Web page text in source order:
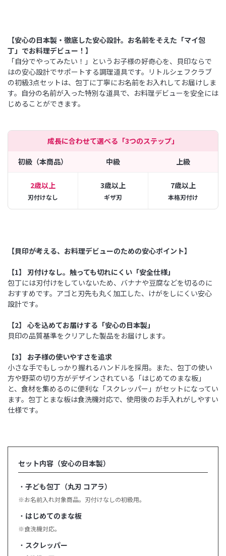
【安心の日本製・徹底した安心設計。お名前をそえた「マイ包
丁」でお料理デビュー！】
「自分でやってみたい！」というお子様の好奇心を、貝印ならで
はの安心設計でサポートする調理道具です。リトルシェフクラブ
の初級3点セットは、包丁に丁寧にお名前をお入れしてお届けしま
す。自分の名前が入った特別な道具で、お料理デビューを安全には
じめることができます。
成長に合わせて選べる「3つのステップ」
初級（本商品） 中級 上級
2歳以上
刃付けなし
3歳以上
ギザ刃
7歳以上
本格刃付け
【貝印が考える、お料理デビューのための安心ポイント】
【1】 刃付けなし。触っても切れにくい「安全仕様」
包丁には刃付けをしていないため、バナナや豆腐などを切るのに
おすすめです。アゴと刃先も丸く加工した、けがをしにくい安心
設計です。
【2】 心を込めてお届けする「安心の日本製」
貝印の品質基準をクリアした製品をお届けします。
【3】 お子様の使いやすさを追求
小さな手でもしっかり握れるハンドルを採用。また、包丁の使い
方や野菜の切り方がデザインされている「はじめてのまな板」
と、食材を集めるのに便利な「スクレッパー」がセットになってい
ます。包丁とまな板は食洗機対応で、使用後のお手入れがしやすい
仕様です。
セット内容（安心の日本製）
・ 子ども包丁（丸刃 コアラ）
※お名前入れ対象商品。刃付けなしの初級用。
・ はじめてのまな板
※食洗機対応。
・ スクレッパー